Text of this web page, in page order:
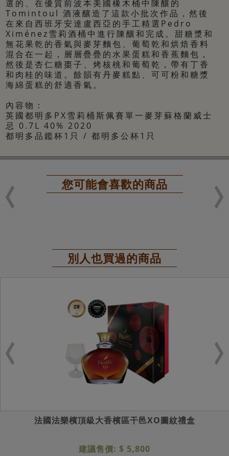
選的、在優質前波本美國橡木桶中陳釀的
Tomintoul 酒液釀造了這款小批次作品，然後
在來自西班牙安達盧西亞的手工精選Pedro
Ximénez雪莉酒桶中進行陳釀和完成。甜糖漿和
無花果乾的香氣與麥芽麵包、葡萄乾和烘焙香料
混合在一起，層層疊疊的水果蛋糕和香蕉麵包，
然後是杏仁糖棗子、烤核桃和葡萄乾，帶有丁香
和肉桂的味道。餘韻有丹麥糕點、可可粉和糖漿
海綿蛋糕的舒適香氣。
內容物：
英國都明多PX雪莉桶斯佩賽單一麥芽蘇格蘭威士
忌 0.7L 40% 2020
都明多品鑑杯1只 / 都明多公杯1只
您可能會喜歡的商品
別人也買過的商品
法國法樂檳頂級大香檳區干邑XO圖紋禮盒
建議售價: $ 5,800